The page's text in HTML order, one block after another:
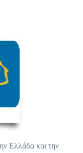
Ελλάδα και την